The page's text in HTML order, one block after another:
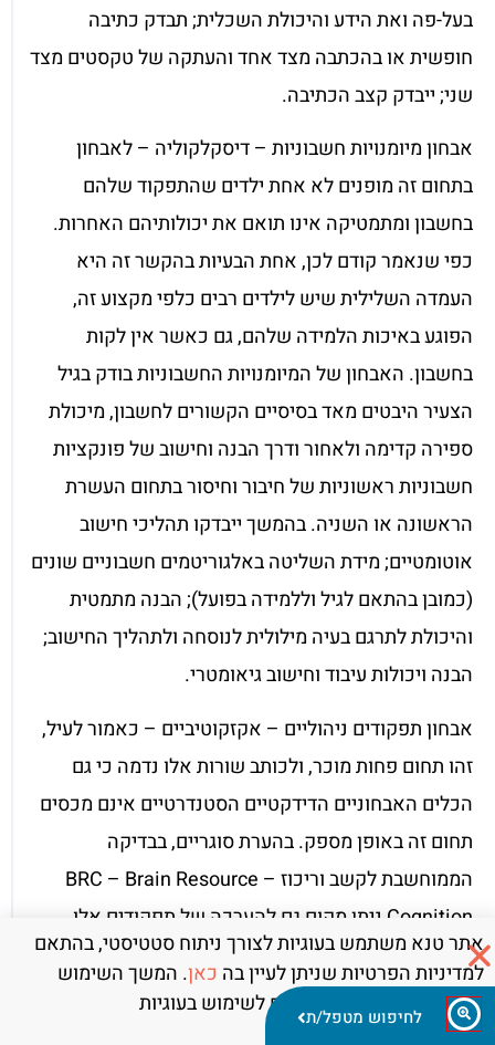
בעל-פה ואת הידע והיכולת השכלית; תבדק כתיבה
חופשית או בהכתבה מצד אחד והעתקה של טקסטים מצד
שני; ייבדק קצב הכתיבה.
אבחון מיומנויות חשבוניות – דיסקלקוליה – לאבחון
בתחום זה מופנים לא אחת ילדים שהתפקוד שלהם
בחשבון ומתמטיקה אינו תואם את יכולותיהם האחרות.
כפי שנאמר קודם לכן, אחת הבעיות בהקשר זה היא
העמדה השלילית שיש לילדים רבים כלפי מקצוע זה,
הפוגע באיכות הלמידה שלהם, גם כאשר אין לקות
בחשבון. האבחון של המיומנויות החשבוניות בודק בגיל
הצעיר היבטים מאד בסיסיים הקשורים לחשבון, מיכולת
ספירה קדימה ולאחור ודרך הבנה וחישוב של פונקציות
חשבוניות ראשוניות של חיבור וחיסור בתחום העשרת
הראשונה או השניה. בהמשך ייבדקו תהליכי חישוב
אוטומטיים; מידת השליטה באלגוריטמים חשבוניים שונים
(כמובן בהתאם לגיל וללמידה בפועל); הבנה מתמטית
והיכולת לתרגם בעיה מילולית לנוסחה ולתהליך החישוב;
הבנה ויכולות עיבוד וחישוב גיאומטרי.
אבחון תפקודים ניהוליים – אקזקוטיביים – כאמור לעיל,
זהו תחום פחות מוכר, ולכותב שורות אלו נדמה כי גם
הכלים האבחוניים הדידקטיים הסטנדרטיים אינם מכסים
תחום זה באופן מספק. בהערת סוגריים, בבדיקה
הממוחשבת לקשב וריכוז – BRC – Brain Resource
Cognition ניתן מקום גם להערכה של תפקודים אלו.
בתחום זה נבדקים: דפוסי התארגנות וארגון בלמידה
ובעבודה; אסטרטגיות החשיבה, הלמידה והעבודה של
הילד בתחום המילולי ובתחום הויזו-מוטורי והגרפו-מוטורי;
אתר טנא משתמש בעוגיות לצורך ניתוח סטטיסטי, בהתאם
למדיניות הפרטיות שניתן לעיין בה כאן. המשך השימוש
באתר מהווה את הסכמתכם לשימוש בעוגיות
לחיפוש מטפל/ת